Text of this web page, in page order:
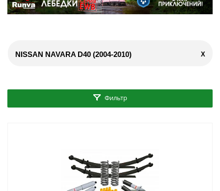
NISSAN NAVARA D40 (2004-2010) X
Фильтр